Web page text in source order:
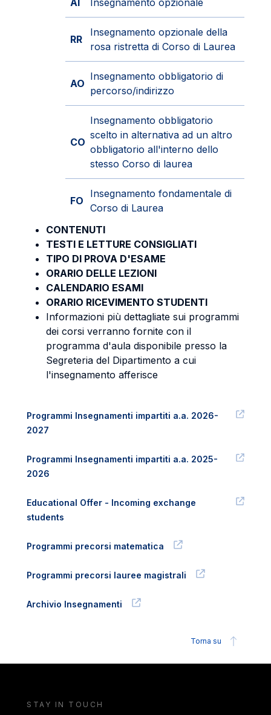
AI Insegnamento opzionale
RR
Insegnamento opzionale della
rosa ristretta di Corso di Laurea
AO
Insegnamento obbligatorio di
percorso/indirizzo
CO
Insegnamento obbligatorio
scelto in alternativa ad un altro
obbligatorio all'interno dello
stesso Corso di laurea
FO
Insegnamento fondamentale di
Corso di Laurea
CONTENUTI
TESTI E LETTURE CONSIGLIATI
TIPO DI PROVA D'ESAME
ORARIO DELLE LEZIONI
CALENDARIO ESAMI
ORARIO RICEVIMENTO STUDENTI
Informazioni più dettagliate sui programmi
dei corsi verranno fornite con il
programma d'aula disponibile presso la
Segreteria del Dipartimento a cui
l'insegnamento afferisce
Programmi Insegnamenti impartiti a.a. 2026-
2027
Programmi Insegnamenti impartiti a.a. 2025-
2026
Educational Offer - Incoming exchange
students
Programmi precorsi matematica
Programmi precorsi lauree magistrali
Archivio Insegnamenti
Torna su
STAY IN TOUCH